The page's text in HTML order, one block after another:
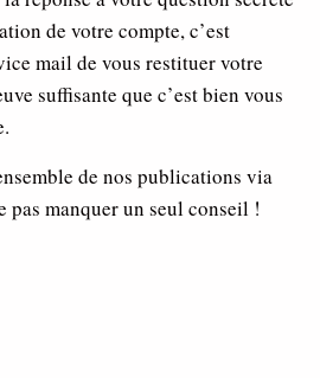
de votre compte, c’est
mail de vous restituer votre
suffisante que c’est bien vous
de nos publications via
pas manquer un seul conseil !